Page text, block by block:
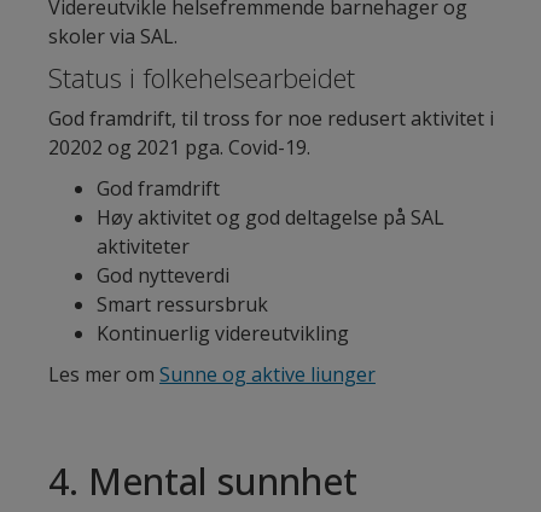
Videreutvikle helsefremmende barnehager og
skoler via SAL.
Status i folkehelsearbeidet
God framdrift, til tross for noe redusert aktivitet i
20202 og 2021 pga. Covid-19.
God framdrift
Høy aktivitet og god deltagelse på SAL
aktiviteter
God nytteverdi
Smart ressursbruk
Kontinuerlig videreutvikling
Les mer om Sunne og aktive liunger
4. Mental sunnhet